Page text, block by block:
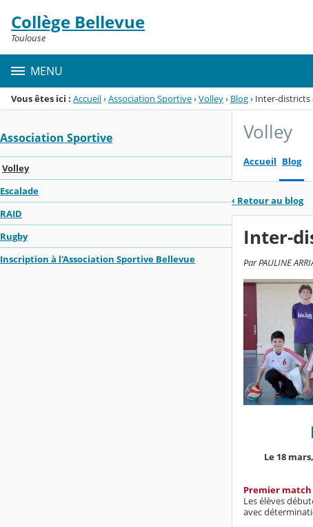
Menu de la rubrique
Contenu
Collège Bellevue
Toulouse
MENU
Vous êtes ici : Accueil›Association Sportive›Volley› Blog› Inter-districts
Association Sportive
Volley
Escalade
RAID
Rugby
Inscription à l'Association Sportive Bellevue
Volley
Accueil Blog
‹ Retour au blog
Inter-
Par PAULINE
Le 18
Premier match
Les élèves
avec